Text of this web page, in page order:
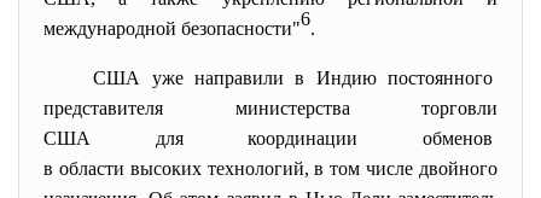
международной безопасности"6.
США уже направили в Индиюпостоянного
представителя министерства торговли
США для координации обменов
в области высоких технологий, в том числе двойного